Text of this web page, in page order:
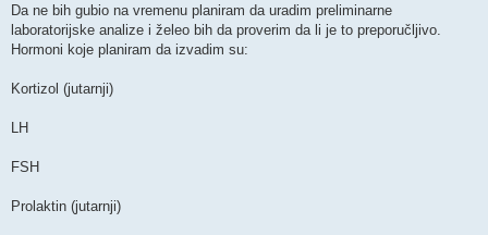
Da ne bih gubio na vremenu planiram da uradim preliminarne
laboratorijske analize i želeo bih da proverim da li je to preporučljivo.
Hormoni koje planiram da izvadim su:
Kortizol (jutarnji)
LH
FSH
Prolaktin (jutarnji)